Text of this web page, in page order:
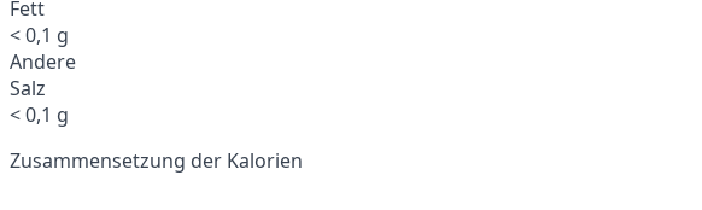
Fett
< 0,1 g
Andere
Salz
< 0,1 g
Zusammensetzung der Kalorien